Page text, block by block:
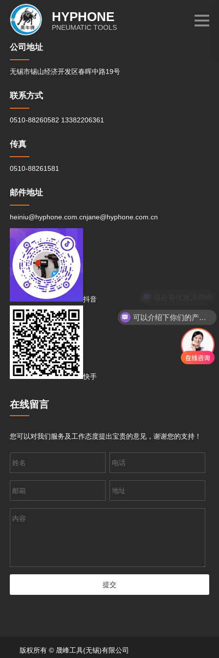
HYPHONE
PNEUMATIC TOOLS
公司地址
无锡市锡山经济开发区春晖中路19号
联系方式
0510-88260582 13382206361
传真
0510-88261581
邮件地址
heiniu@hyphone.com.cnjane@hyphone.com.cn
抖音
快手
在线留言
您可以对我们服务及工作态度提出宝贵的意见，谢谢您的支持！
版权所有 © 晟峰工具(无锡)有限公司
可以介绍下你们的产品么